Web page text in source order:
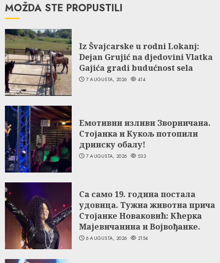
MOŽDA STE PROPUSTILI
Iz Švajcarske u rodni Lokanj:
Dejan Grujić na djedovini Vlatka
Gajića gradi budućnost sela
7 AUGUSTA, 2026 414
Емотивни изливи Зворничана.
Стојанка и Кукољ потопили
дринску обалу!
7 AUGUSTA, 2026 533
Са само 19. година постала
удовица. Тужна животна прича
Стојанке Новаковић: Кћерка
Мајевичанина и Војвођанке.
6 AUGUSTA, 2026 2154